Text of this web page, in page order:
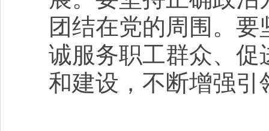
团结在党的周围。
诚服务职工群众、
和建设，不断增强